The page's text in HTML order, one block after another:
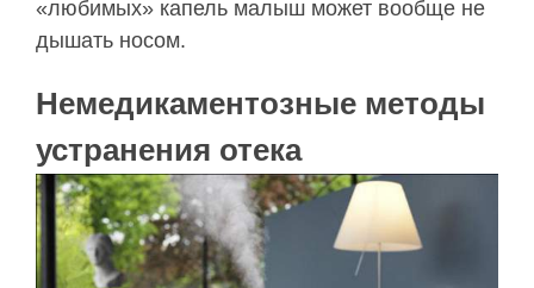
«любимых» капель малыш может вообще не
дышать носом.
Немедикаментозные методы
устранения отека